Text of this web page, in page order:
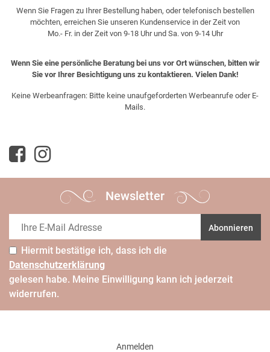
Wenn Sie Fragen zu Ihrer Bestellung haben, oder telefonisch bestellen
möchten, erreichen Sie unseren Kundenservice in der Zeit von
Mo.- Fr. in der Zeit von 9-18 Uhr und Sa. von 9-14 Uhr
Wenn Sie eine persönliche Beratung bei uns vor Ort wünschen, bitten wir
Sie vor Ihrer Besichtigung uns zu kontaktieren. Vielen Dank!
Keine Werbeanfragen: Bitte keine unaufgeforderten Werbeanrufe oder E-
Mails.
Newsletter
Abonnieren
Hiermit bestätige ich, dass ich die
Daten­schutz­erklärung
gelesen habe. Meine Einwilligung kann ich jederzeit
widerrufen.
Anmelden